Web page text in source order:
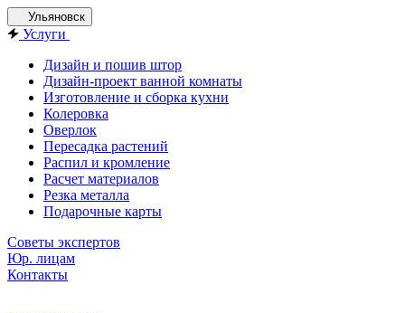
Ульяновск
Услуги
Дизайн и пошив штор
Дизайн-проект ванной комнаты
Изготовление и сборка кухни
Колеровка
Оверлок
Пересадка растений
Распил и кромление
Расчет материалов
Резка металла
Подарочные карты
Советы экспертов
Юр. лицам
Контакты